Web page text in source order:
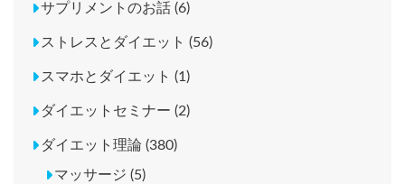
サプリメントのお話 (6)
ストレスとダイエット (56)
スマホとダイエット (1)
ダイエットセミナー (2)
ダイエット理論 (380)
マッサージ (5)